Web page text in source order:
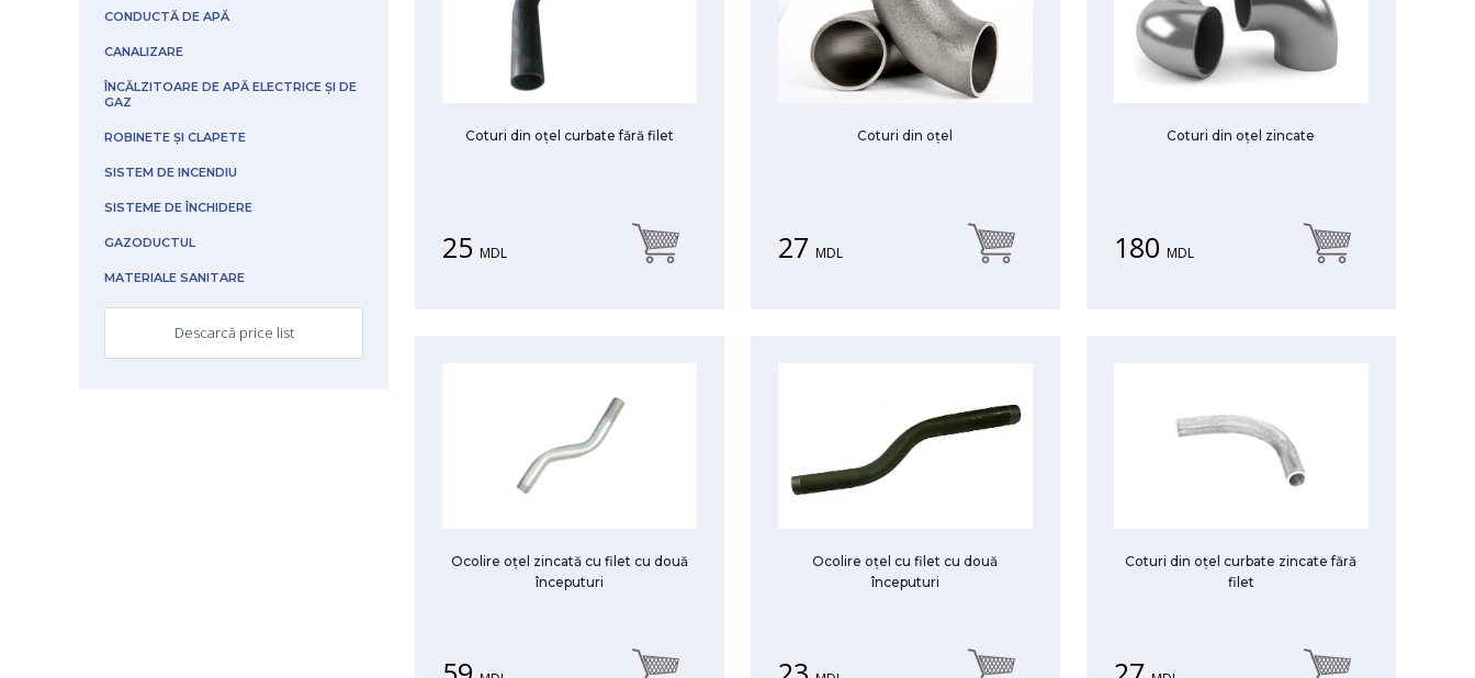
CONDUCTĂ DE APĂ
CANALIZARE
ÎNCĂLZITOARE DE APĂ ELECTRICE ȘI DE
GAZ
ROBINETE ȘI CLAPETE
SISTEM DE INCENDIU
SISTEME DE ÎNCHIDERE
GAZODUCTUL
MATERIALE SANITARE
Descarcă price list
Coturi din oțel curbate fără filet
25 MDL
Coturi din oțel
27 MDL
Coturi din oțel zincate
180 MDL
Ocolire oțel zincată cu filet cu două
începuturi
Ocolire oțel cu filet cu două
începuturi
Coturi din oțel curbate zincate fără
filet